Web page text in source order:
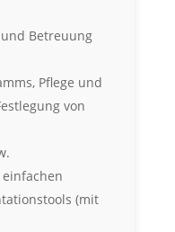
Betreuung
Pflege und
von
(mit